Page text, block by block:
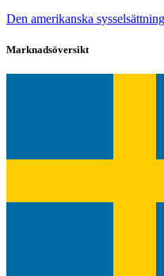
Den amerikanska
Marknadsöversikt